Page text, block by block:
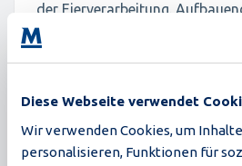
Diese Webseite verwendet
Wir verwenden Cookies, um
personalisieren, Funktionen für
der Eierverarbeitung.
bewährten Grundlage der
intelligenteren Betrieb, alles in
Design. Mit Innovationen wie
Kreisläufen, rezeptbasiertem